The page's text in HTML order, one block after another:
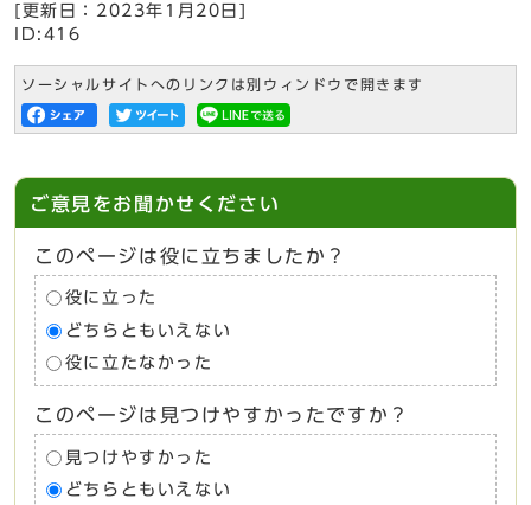
[更新日： 2023年1月20日
ID:416
ソーシャルサイトへのリンクは別ウィンドウで開きます
ご意見をお聞かせください
このページは役に立ちましたか？
役に立った
どちらともいえない
役に立たなかった
このページは見つけやすかったですか？
見つけやすかった
どちらともいえない